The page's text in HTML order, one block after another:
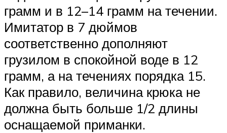
грамм и в 12–14 грамм на течении.
Имитатор в 7 дюймов
соответственно дополняют
грузилом в спокойной воде в 12
грамм, а на течениях порядка 15.
Как правило, величина крюка не
должна быть больше 1/2 длины
оснащаемой приманки.